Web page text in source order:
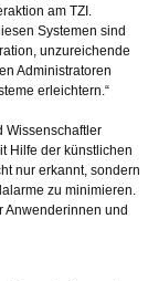
am TZI.
Systemen sind
unzureichende
Administratoren
erleichtern.“
Wissenschaftler
Hilfe der künstlichen
nur erkannt, sondern
zu minimieren.
Anwenderinnen und